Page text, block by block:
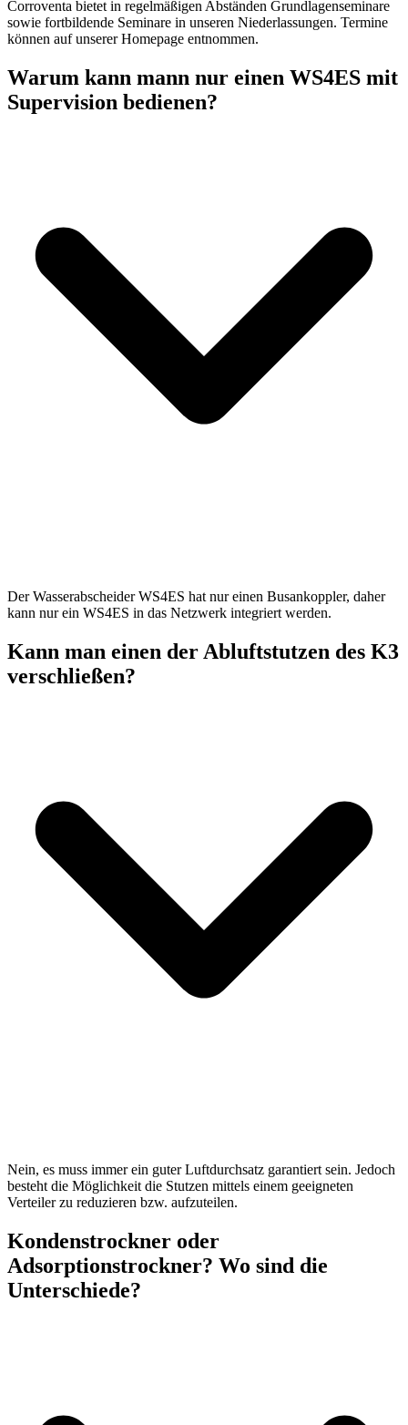
Corroventa bietet in regelmäßigen Abständen Grundlagenseminare
sowie fortbildende Seminare in unseren Niederlassungen. Termine
können auf unserer Homepage entnommen.
Warum kann mann nur einen WS4ES mit
Supervision bedienen?
Der Wasserabscheider WS4ES hat nur einen Busankoppler, daher
kann nur ein WS4ES in das Netzwerk integriert werden.
Kann man einen der Abluftstutzen des K3
verschließen?
Nein, es muss immer ein guter Luftdurchsatz garantiert sein. Jedoch
besteht die Möglichkeit die Stutzen mittels einem geeigneten
Verteiler zu reduzieren bzw. aufzuteilen.
Kondenstrockner oder
Adsorptionstrockner? Wo sind die
Unterschiede?